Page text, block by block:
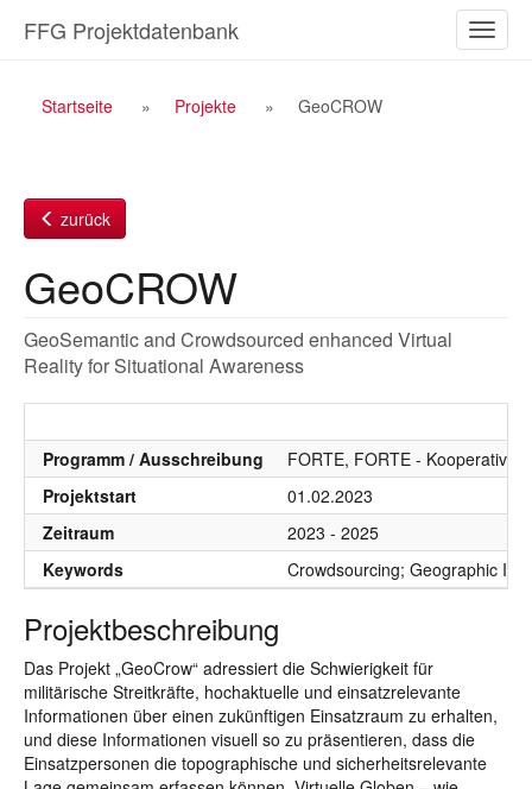
Inhalt
ein-/
FFG Projektdatenbank
Breadcrumb
Startseite Projekte GeoCROW
zurück
GeoCROW
GeoSemantic and Crowdsourced enhanced Virtual
Reality for Situational Awareness
Programm / Ausschreibung
FORTE, FORTE - Kooperative
Projektstart
01.02.2023
Zeitraum
2023 - 2025
Keywords
Crowdsourcing; Geographic
Projektbeschreibung
Das Projekt „GeoCrow“ adressiert die Schwierigkeit für
militärische Streitkräfte, hochaktuelle und einsatzrelevante
Informationen über einen zukünftigen Einsatzraum zu erhalten,
und diese Informationen visuell so zu präsentieren, dass die
Einsatzpersonen die topographische und sicherheitsrelevante